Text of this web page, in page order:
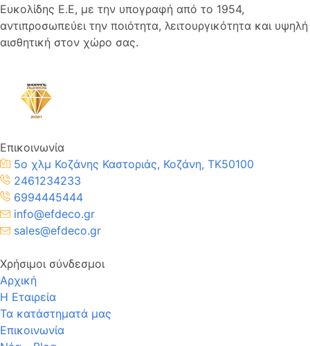
Ευκολίδης Ε.Ε, με την υπογραφή από το 1954,
αντιπροσωπεύει την ποιότητα, λειτουργικότητα και υψηλή
αισθητική στον χώρο σας.
Επικοινωνία
5ο χλμ Κοζάνης Καστοριάς, Κοζάνη, TK50100
2461234233
6994445444
info@efdeco.gr
sales@efdeco.gr
Χρήσιμοι σύνδεσμοι
Αρχική
Η Εταιρεία
Τα κατάστηματά μας
Επικοινωνία